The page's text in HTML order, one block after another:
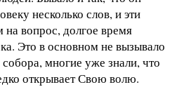
несколько слов, и эти
на вопрос, долгое время
Это в основном не вызывало
многие уже знали, что
открывает Свою волю.